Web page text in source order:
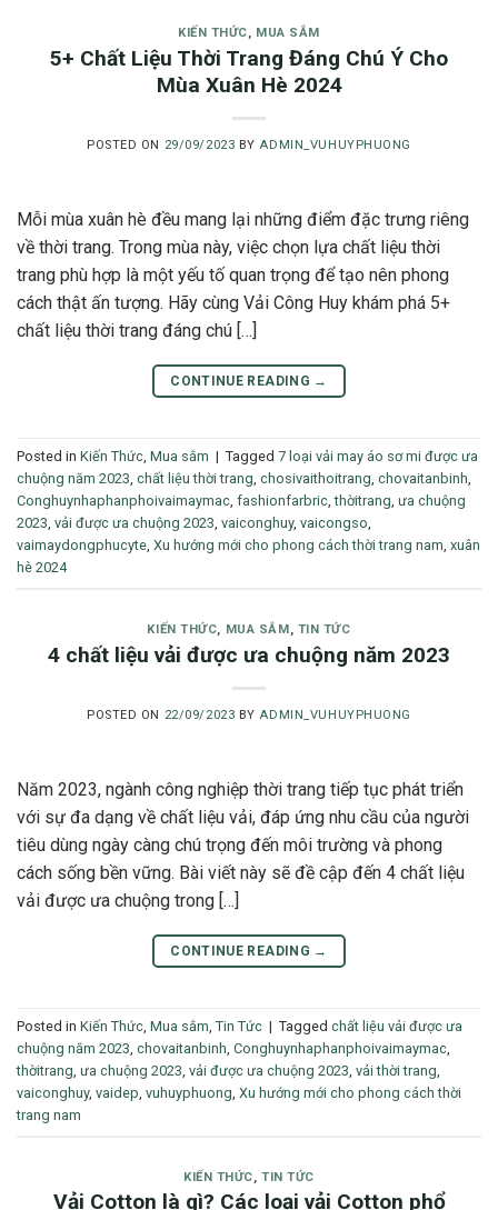
KIẾN THỨC, MUA SẮM
5+ Chất Liệu Thời Trang Đáng Chú Ý Cho
Mùa Xuân Hè 2024
POSTED ON 29/09/2023 BYADMIN_VUHUYPHUONG
Mỗi mùa xuân hè đều mang lại những điểm đặc trưng riêng
về thời trang. Trong mùa này, việc chọn lựa chất liệu thời
trang phù hợp là một yếu tố quan trọng để tạo nên phong
cách thật ấn tượng. Hãy cùng Vải Công Huy khám phá 5+
chất liệu thời trang đáng chú […]
CONTINUE READING →
Posted in Kiến Thức, Mua sắm | Tagged 7 loại vải may áo sơ mi được ưa
chuộng năm 2023, chất liệu thời trang, chosivaithoitrang, chovaitanbinh,
Conghuynhaphanphoivaimaymac, fashionfarbric,thờitrang, ưa chuộng
2023, vải được ưa chuộng 2023, vaiconghuy, vaicongso,
vaimaydongphucyte, Xu hướng mới cho phong cách thời trang nam, xuân
hè 2024
KIẾN THỨC, MUA SẮM, TIN TỨC
4 chất liệu vải được ưa chuộng năm 2023
POSTED ON 22/09/2023 BY ADMIN_VUHUYPHUONG
Năm 2023, ngành công nghiệp thời trang tiếp tục phát triển
với sự đa dạng về chất liệu vải, đáp ứng nhu cầu của người
tiêu dùng ngày càng chú trọng đến môi trường và phong
cách sống bền vững. Bài viết này sẽ đề cập đến 4 chất liệu
vải được ưa chuộng trong […]
CONTINUE READING →
Posted in Kiến Thức Mua sắm Tin Tức | Tagged chất liệu vải được ưa
chuộng năm 2023 chovaitanbinh Conghuynhaphanphoivaimaymac
thờitrang ưa chuộng 2023 vải được ưa chuộng 2023 vải thời trang
vaiconghuy, vaidep vuhuyphuong Xu hướng mới cho phong cách thời
trang nam
KIẾN THỨC,TIN TỨC
Vải Cotton là gì? Các loại vải Cotton phổ